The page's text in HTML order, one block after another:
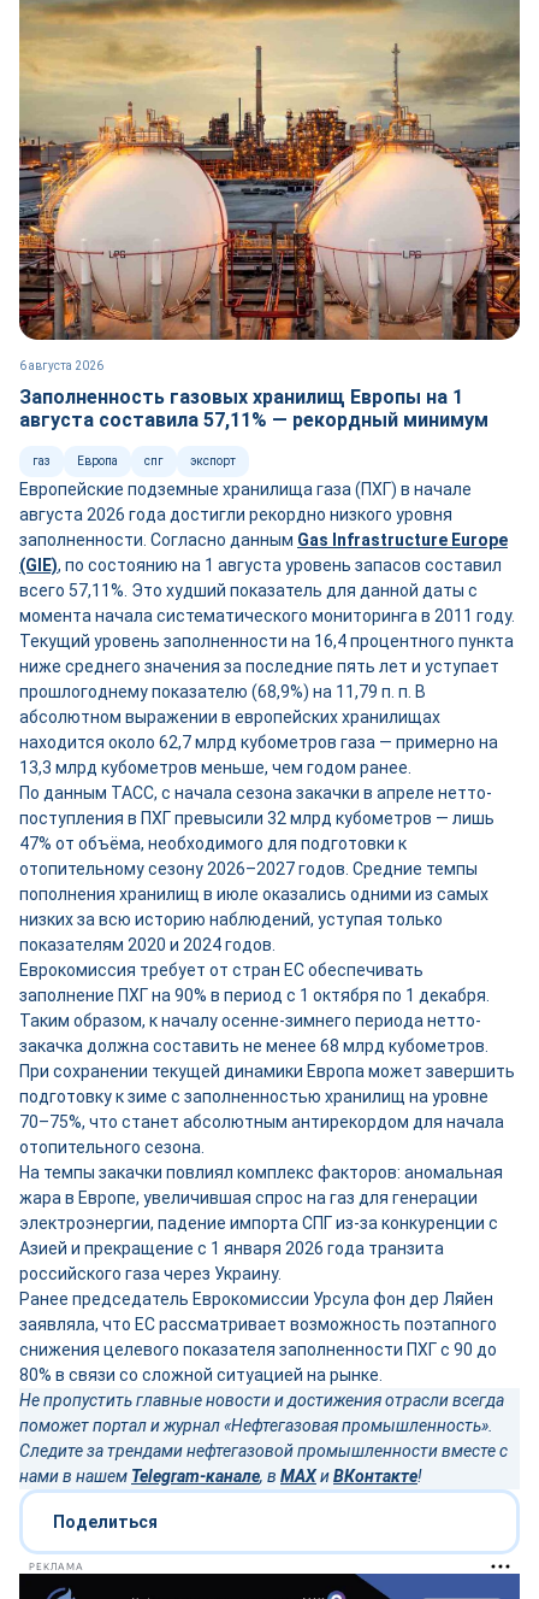
6 августа 2026
Заполненность газовых хранилищ Европы на 1
августа составила 57,11% — рекордный минимум
газ Европа спг экспорт
Европейские подземные хранилища газа (ПХГ) в начале
августа 2026 года достигли рекордно низкого уровня
заполненности. Согласно данным Gas Infrastructure Europe
(GIE), по состоянию на 1 августа уровень запасов составил
всего 57,11%. Это худший показатель для данной даты с
момента начала систематического мониторинга в 2011 году.
Текущий уровень заполненности на 16,4 процентного пункта
ниже среднего значения за последние пять лет и уступает
прошлогоднему показателю (68,9%) на 11,79 п. п. В
абсолютном выражении в европейских хранилищах
находится около 62,7 млрд кубометров газа — примерно на
13,3 млрд кубометров меньше, чем годом ранее.
По данным ТАСС, с начала сезона закачки в апреле нетто-
поступления в ПХГ превысили 32 млрд кубометров — лишь
47% от объёма, необходимого для подготовки к
отопительному сезону 2026–2027 годов. Средние темпы
пополнения хранилищ в июле оказались одними из самых
низких за всю историю наблюдений, уступая только
показателям 2020 и 2024 годов.
Еврокомиссия требует от стран ЕС обеспечивать
заполнение ПХГ на 90% в период с 1 октября по 1 декабря.
Таким образом, к началу осенне-зимнего периода нетто-
закачка должна составить не менее 68 млрд кубометров.
При сохранении текущей динамики Европа может завершить
подготовку к зиме с заполненностью хранилищ на уровне
70–75%, что станет абсолютным антирекордом для начала
отопительного сезона.
На темпы закачки повлиял комплекс факторов: аномальная
жара в Европе, увеличившая спрос на газ для генерации
электроэнергии, падение импорта СПГ из-за конкуренции с
Азией и прекращение с 1 января 2026 года транзита
российского газа через Украину.
Ранее председатель Еврокомиссии Урсула фон дер Ляйен
заявляла, что ЕС рассматривает возможность поэтапного
снижения целевого показателя заполненности ПХГ с 90 до
80% в связи со сложной ситуацией на рынке.
Не пропустить главные новости и достижения отрасли всегда
поможет портал и журнал «Нефтегазовая промышленность».
Следите за трендами нефтегазовой промышленности вместе с
нами в нашем Telegram-канале, в MAXиВКонтакте!
Поделиться
РЕКЛАМА